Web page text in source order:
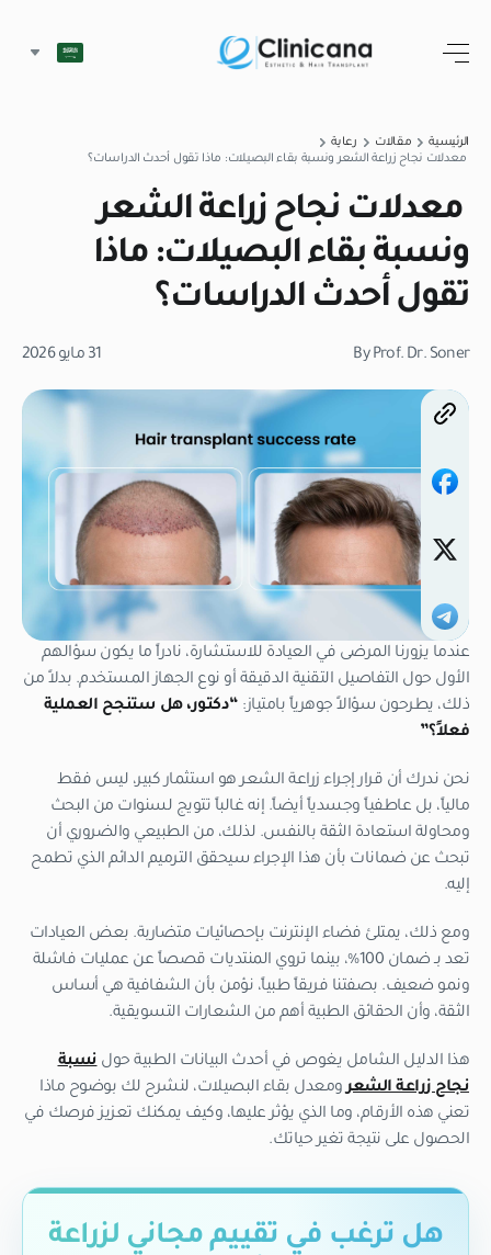
الرئيسية مقالات
رعاية
معدلات نجاح زراعة الشعر ونسبة بقاء البصيلات: ماذا تقول أحدث الدراسات؟
معدلات نجاح زراعة الشعر
ونسبة بقاء البصيلات: ماذا
تقول أحدث الدراسات؟
By Prof. Dr. Soner 31 مايو 2026
عندما يزورنا المرضى في العيادة للاستشارة، نادراً ما يكون سؤالهم
الأول حول التفاصيل التقنية الدقيقة أو نوع الجهاز المستخدم. بدلاً من
ذلك، يطرحون سؤالاً جوهرياً بامتياز: “دكتور، هل ستنجح العملية
فعلاً؟”
نحن ندرك أن قرار إجراء زراعة الشعر هو استثمار كبير، ليس فقط
مالياً، بل عاطفياً وجسدياً أيضاً. إنه غالباً تتويج لسنوات من البحث
ومحاولة استعادة الثقة بالنفس. لذلك، من الطبيعي والضروري أن
تبحث عن ضمانات بأن هذا الإجراء سيحقق الترميم الدائم الذي تطمح
إليه.
ومع ذلك، يمتلئ فضاء الإنترنت بإحصائيات متضاربة. بعض العيادات
تعد بـ ضمان 100%، بينما تروي المنتديات قصصاً عن عمليات فاشلة
ونمو ضعيف. بصفتنا فريقاً طبياً، نؤمن بأن الشفافية هي أساس
الثقة، وأن الحقائق الطبية أهم من الشعارات التسويقية.
هذا الدليل الشامل يغوص في أحدث البيانات الطبية حولنسبة
نجاح زراعة الشعرومعدل بقاء البصيلات، لنشرح لك بوضوح ماذا
تعني هذه الأرقام، وما الذي يؤثر عليها، وكيف يمكنك تعزيز فرصك في
الحصول على نتيجة تغير حياتك.
هل ترغب في تقييم مجاني لزراعة